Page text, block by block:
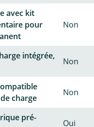
avec kit
pour
Non
intégrée,
Non
charge
Non
pré-
Oui